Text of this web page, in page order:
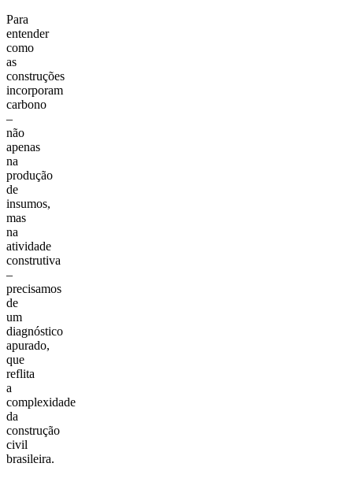
Para
entender
como
as
construções
incorporam
carbono
–
não
apenas
na
produção
de
insumos,
mas
na
atividade
construtiva
–
precisamos
de
um
diagnóstico
apurado,
que
reflita
a
complexidade
da
construção
civil
brasileira.